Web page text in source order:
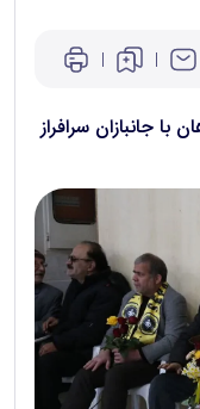
با جانبازان سرافراز